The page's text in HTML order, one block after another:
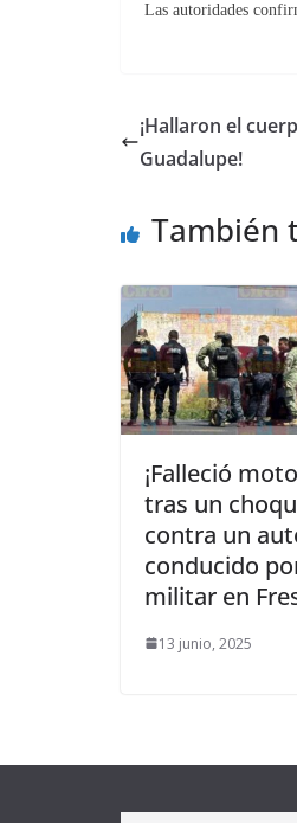
Las autoridades
¡Hallaron el
Guadalupe!
También
¡Falleció
tras un
contra un
conducido
militar en
13 junio, 2025